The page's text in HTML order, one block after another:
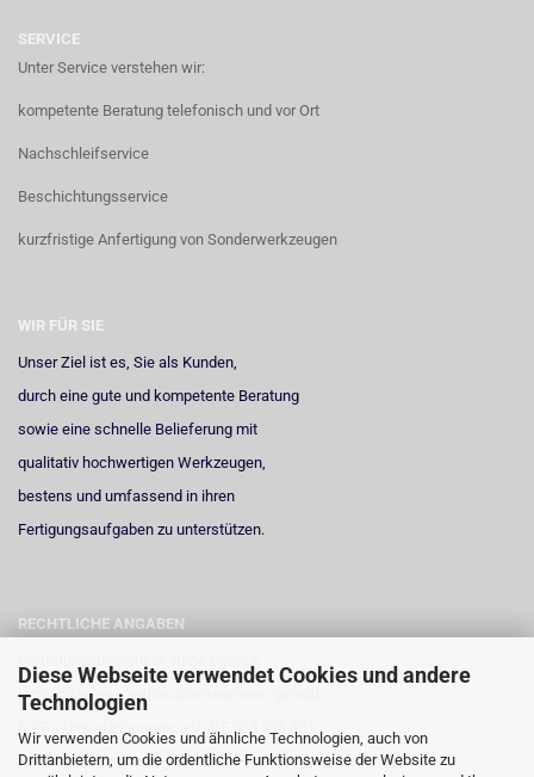
Diese Webseite verwendet Cookies und andere
Technologien
Wir verwenden Cookies und ähnliche Technologien, auch von
Drittanbietern, um die ordentliche Funktionsweise der Website zu
SERVICE
Unter Service verstehen wir:
kompetente Beratung telefonisch und vor Ort
Nachschleifservice
Beschichtungsservice
kurzfristige Anfertigung von Sonderwerkzeugen
WIR FÜR SIE
Unser Ziel ist es, Sie als Kunden,
durch eine gute und kompetente Beratung
sowie eine schnelle Belieferung mit
qualitativ hochwertigen Werkzeugen,
bestens und umfassend in ihren
Fertigungsaufgaben zu unterstützen.
RECHTLICHE ANGABEN
Umsatzsteuer-Identifikationsnummer gemäß
§ 27 a Umsatzsteuergesetz: DE 258 598 551
Registergericht: Amtsgericht Neuss